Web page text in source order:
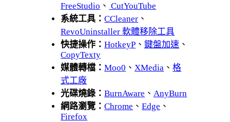
FreeStudio 、 CutYouTube
系統工具：CCleaner 、
RevoUninstaller 軟體移除工具
快捷操作：HotkeyP 、鍵盤加速 、
CopyTexty
媒體轉檔：Moo0 、 XMedia 、格
式工廠
光碟燒錄：BurnAware 、 AnyBurn
網路瀏覽：Chrome 、Edge 、
Firefox